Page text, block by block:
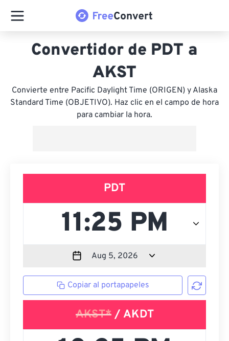
Convertidor de PDT a
AKST
Convierte entre Pacific Daylight Time (ORIGEN) y Alaska
Standard Time (OBJETIVO). Haz clic en el campo de hora
para cambiar la hora.
PDT
Copiar al portapapeles
AKST*/ AKDT